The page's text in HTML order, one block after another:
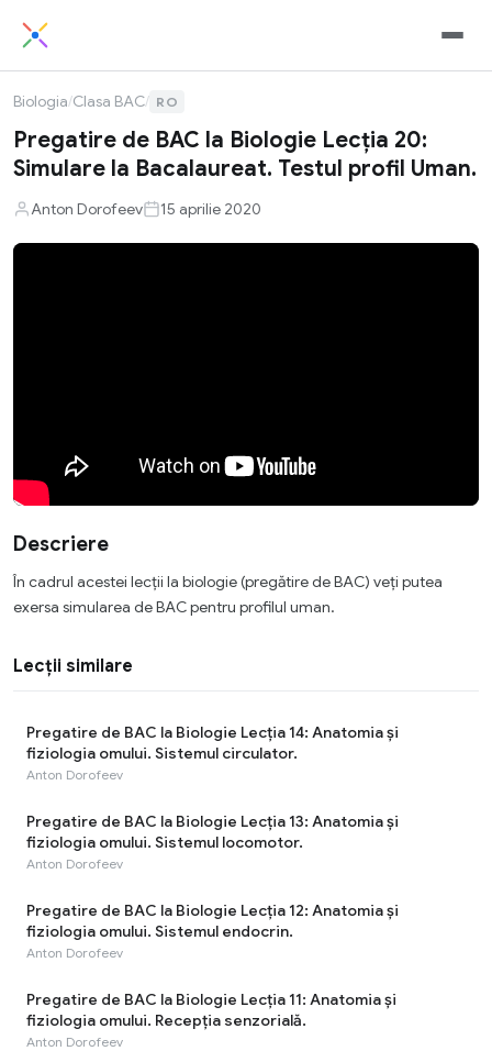
Biologia/Clasa BAC/ RO
Pregatire de BAC la Biologie Lecția 20:
Simulare la Bacalaureat. Testul profil Uman.
Anton Dorofeev 15 aprilie 2020
Descriere
În cadrul acestei lecții la biologie (pregătire de BAC) veți putea
exersa simularea de BAC pentru profilul uman.
Lecții similare
Pregatire de BAC la Biologie Lecția 14: Anatomia și
fiziologia omului. Sistemul circulator.
Anton Dorofeev
Pregatire de BAC la Biologie Lecția 13: Anatomia și
fiziologia omului. Sistemul locomotor.
Anton Dorofeev
Pregatire de BAC la Biologie Lecția 12: Anatomia și
fiziologia omului. Sistemul endocrin.
Anton Dorofeev
Pregatire de BAC la Biologie Lecția 11: Anatomia și
fiziologia omului. Recepția senzorială.
Anton Dorofeev